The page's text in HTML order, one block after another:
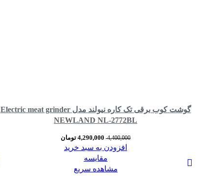
گوشت کوب برقی تک کاره نیولند مدل Electric meat grinder
NEWLAND NL-2772BL
4,400,000
4,290,000 تومان
افزودن به سبد خرید
مقایسه
مشاهده سریع